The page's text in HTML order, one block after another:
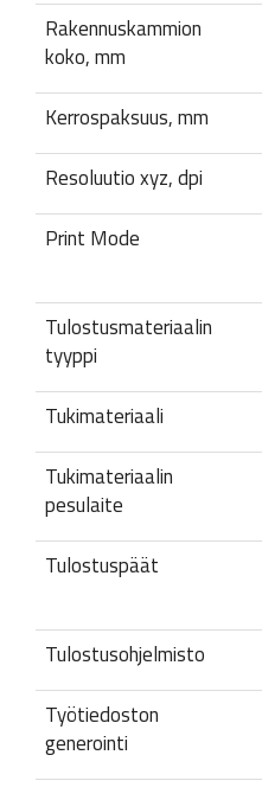
Rakennuskammion
koko, mm
Kerrospaksuus, mm
Resoluutio xyz, dpi
Print Mode
Tulostusmateriaalin
tyyppi
Tukimateriaali
Tukimateriaalin
pesulaite
Tulostuspäät
Tulostusohjelmisto
Työtiedoston
generointi